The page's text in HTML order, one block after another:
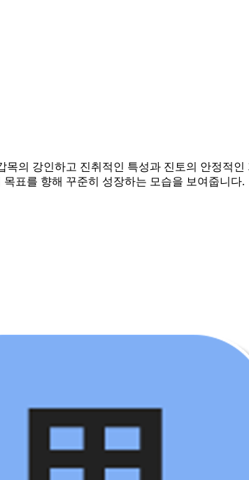
의 강인하고 진취적인 특성과 진토의 안정적
표를 향해 꾸준히 성장하는 모습을 보여줍니다.